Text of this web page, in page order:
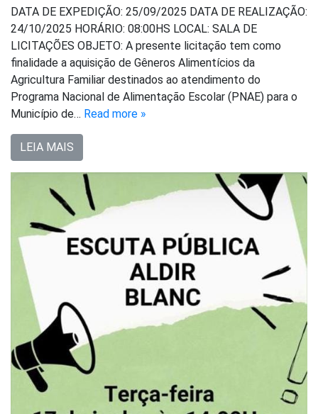
DATA DE EXPEDIÇÃO: 25/09/2025 DATA DE REALIZAÇÃO:
24/10/2025 HORÁRIO: 08:00HS LOCAL: SALA DE
LICITAÇÕES OBJETO: A presente licitação tem como
finalidade a aquisição de Gêneros Alimentícios da
Agricultura Familiar destinados ao atendimento do
Programa Nacional de Alimentação Escolar (PNAE) para o
Município de… Read more »
LEIA MAIS